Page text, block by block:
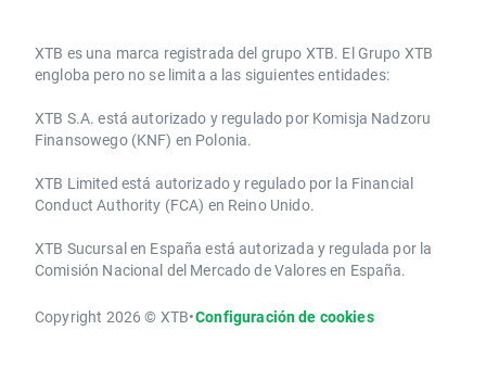
​​XTB es una marca registrada del grupo XTB. El Grupo XTB
engloba pero no se limita a las siguientes entidades:
XTB S.A.​ está autorizado y regulado por Komisja Nadzoru
Finansowego (KNF) ​en Polonia.
XTB Limited ​está autorizado y regulado por la ​Financial
Conduct Authority ​(FCA) en ​​Reino Unido.
XTB Sucursal en España está autorizada y regulada por la
Comisión Nacional del Mercado de Valores en España.
Copyright 2026 © XTB•Configuración de cookies